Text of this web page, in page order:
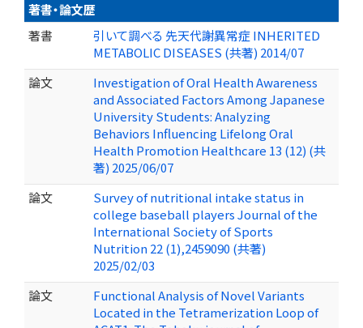
著書・論文歴
著書
引いて調べる 先天代謝異常症 INHERITED
METABOLIC DISEASES (共著) 2014/07
論文
Investigation of Oral Health Awareness
and Associated Factors Among Japanese
University Students: Analyzing
Behaviors Influencing Lifelong Oral
Health Promotion Healthcare 13 (12) (共
著) 2025/06/07
論文
Survey of nutritional intake status in
college baseball players Journal of the
International Society of Sports
Nutrition 22 (1),2459090 (共著)
2025/02/03
論文
Functional Analysis of Novel Variants
Located in the Tetramerization Loop of